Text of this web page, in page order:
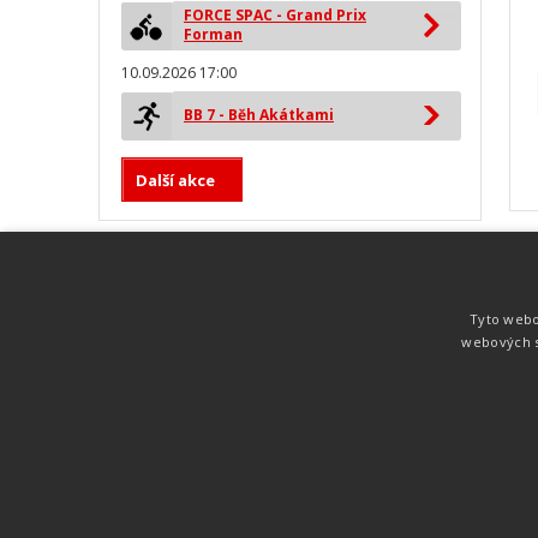
FORCE SPAC - Grand Prix
Forman
10.09.2026 17:00
BB 7 - Běh Akátkami
Další akce
technologie od společnosti MYLAPS. Tato
technologie je používána na olympijských
. Publikování a šíření obsahu je bez
Tyto
webových